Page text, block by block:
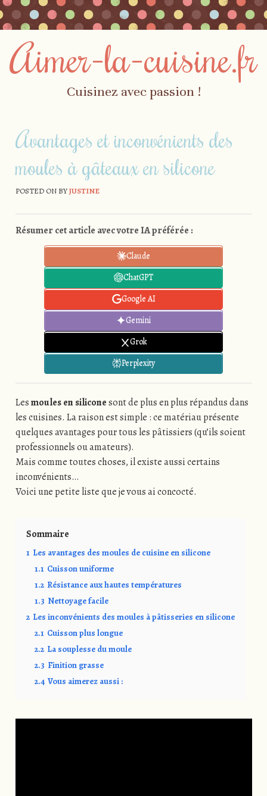
Aimer-la-cuisine.fr
Cuisinez avec passion !
Menu
Avantages et inconvénients des
moules à gâteaux en silicone
POSTED ON BYJUSTINE
Résumer cet article avec votre IA préférée :
Claude
ChatGPT
Google AI
Gemini
Grok
Perplexity
Lesmoules en siliconesont de plus en plus répandus dans
les cuisines. La raison est simple : ce matériau présente
quelques avantages pour tous les pâtissiers (qu’ils soient
professionnels ou amateurs).
Mais comme toutes choses, il existe aussi certains
inconvénients…
Voici une petite liste que je vous ai concocté.
Sommaire
1 Les avantages des moules de cuisine en silicone
1.1 Cuisson uniforme
1.2 Résistance aux hautes températures
1.3 Nettoyage facile
2 Les inconvénients des moules à pâtisseries en silicone
2.1 Cuisson plus longue
2.2 La souplesse du moule
2.3 Finition grasse
2.4 Vous aimerez aussi :